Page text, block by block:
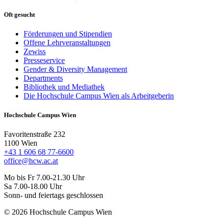
Oft gesucht
Förderungen und Stipendien
Offene Lehrveranstaltungen
Zewiss
Presseservice
Gender & Diversity Management
Departments
Bibliothek und Mediathek
Die Hochschule Campus Wien als Arbeitgeberin
Hochschule Campus Wien
Favoritenstraße 232
1100 Wien
+43 1 606 68 77-6600
office@hcw.ac.at
Mo bis Fr 7.00-21.30 Uhr
Sa 7.00-18.00 Uhr
Sonn- und feiertags geschlossen
© 2026 Hochschule Campus Wien